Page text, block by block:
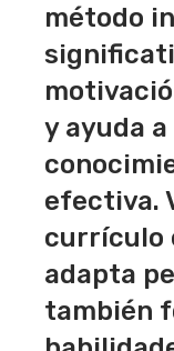
método
y ayuda
efectiva.
currículo
adapta
también